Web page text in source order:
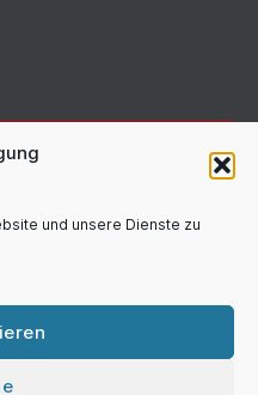
und unsere Dienste zu
NEUIGKEITEN
über unser Unternehmen zu